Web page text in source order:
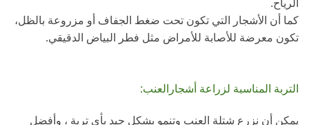
الرياح.
كما أن الأشجار التي تكون تحت ضغط الجفاف أو مزروعة بالظل،
تكون معرضة للأصابة للأمراض مثل فطر البياض الدقيقي.
التربة المناسبة لزراعة أشجارالعنب:
يمكن أن نزرع شتلة العنب وتنمو بشكل جيد بأي تربة ، وأفضل